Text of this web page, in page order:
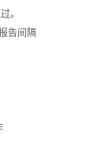
。
告间隔